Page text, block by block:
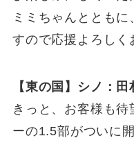
ミミちゃんととも
すので応援よろしく
【東の国】シノ：田
きっと、お客様も
ーの1.5部がついに